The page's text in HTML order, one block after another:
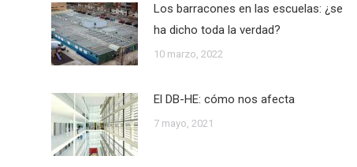
Los barracones en las escuelas: ¿se
ha dicho toda la verdad?
10 marzo, 2022
El DB-HE: cómo nos afecta
7 mayo, 2021